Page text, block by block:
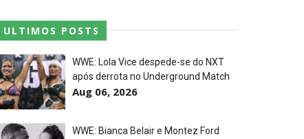
ULTIMOS POSTS
WWE: Lola Vice despede-se do NXT
após derrota no Underground Match
Aug 06, 2026
WWE: Bianca Belair e Montez Ford